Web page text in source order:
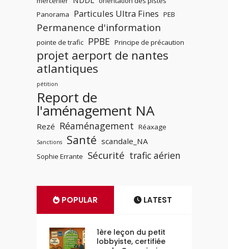
Panorama
Particules Ultra Fines PEB
Permanence d'information
pointe de trafic PPBE Principe de précaution
projet aerport de nantes
atlantiques
pétition
Report de
l'aménagement NA
Rezé Réaménagement Réaxage
Sanctions Santé scandale_NA
Sophie Errante Sécurité trafic aérien
POPULAR LATEST
1ère leçon du petit
lobbyiste, certifiée